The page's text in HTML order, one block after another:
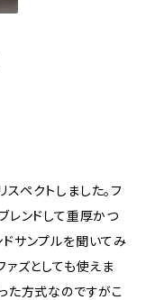
ペクトしました。フ
レンドして重厚かつ
サンプルを聞いてみ
ァズとしても使えま
た方式なのですがこ